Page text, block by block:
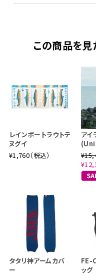
この商品を
レインボートラウトテ
ヌグイ
¥1,760（税込）
アイ
タタリ神アームカバ
ー
FE-
ッグ